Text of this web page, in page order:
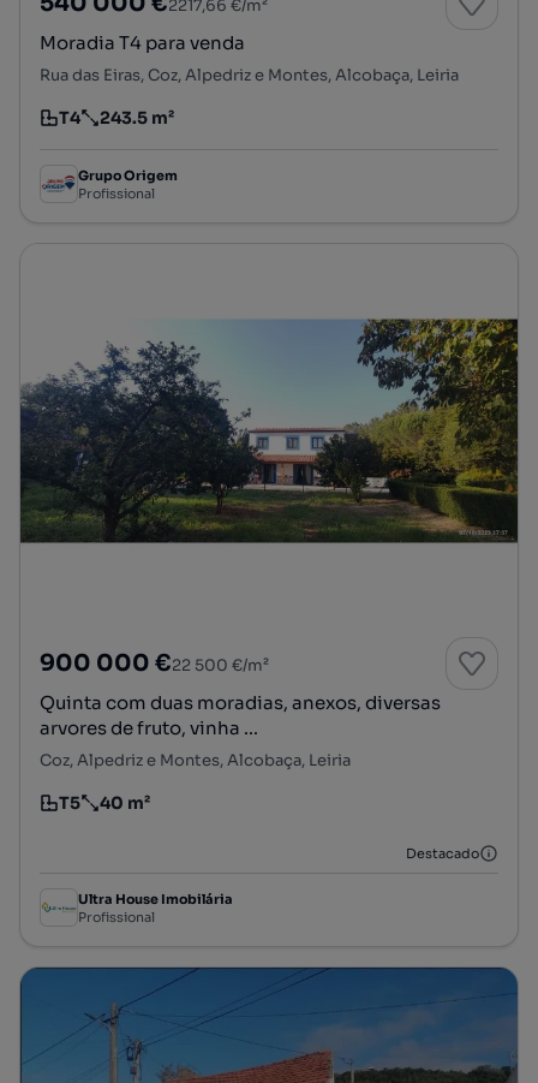
2217,66 €/m²
Moradia T4 para venda
Rua das Eiras, Coz, Alpedriz e Montes, Alcobaça, Leiria
Tipologia
T4
Preço por metro quadrado
243.5 m²
Grupo Origem
Profissional
900 000 €22 500 €/m²
Quinta com duas moradias, anexos, diversas
arvores de fruto, vinha ...
Coz, Alpedriz e Montes, Alcobaça, Leiria
Tipologia
T5
Preço por metro quadrado
40 m²
Destacado
Ultra House Imobilária
Profissional